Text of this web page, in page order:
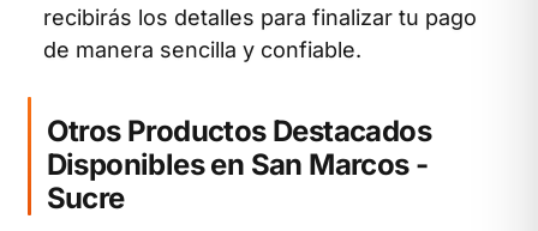
recibirás los detalles para finalizar tu pago
de manera sencilla y confiable.
Otros Productos Destacados
Disponibles en San Marcos -
Sucre